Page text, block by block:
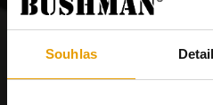
Souhlas
chybně zadaný odkaz,